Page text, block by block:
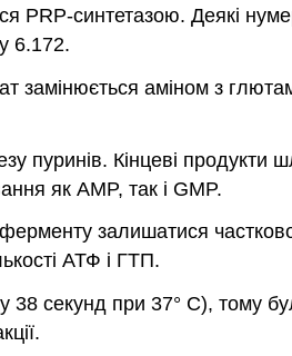
PRP-синтетазою. Деякі
6.172.
замінюється аміном з
Кінцеві продукти
як AMP, так і GMP.
залишатися
АТФ і ГТП.
38 секунд при 37° C),